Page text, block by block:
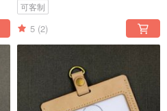
可客制
5 (2)